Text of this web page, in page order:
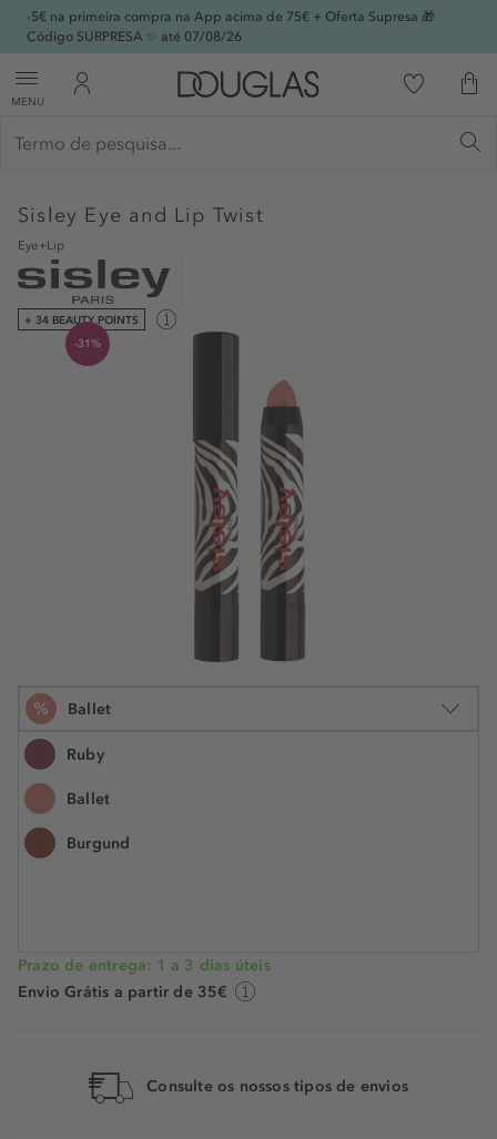
-5€ na primeira compra na App acima de 75€ + Oferta Supresa 🎁
Código SURPRESA ✨ até 07/08/26
MENU
Sisley Eye and Lip Twist
Eye+Lip
+ 34 BEAUTY POINTS
-31%
% Ballet
Ruby
Ballet
Burgund
2.5 g
Prazo de entrega: 1 a 3 dias úteis
Envio Grátis a partir de 35€
Consulte os nossos tipos de envios